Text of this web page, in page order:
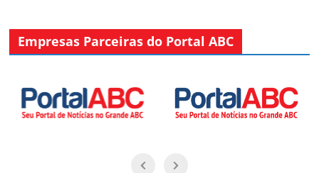
Empresas Parceiras do Portal ABC